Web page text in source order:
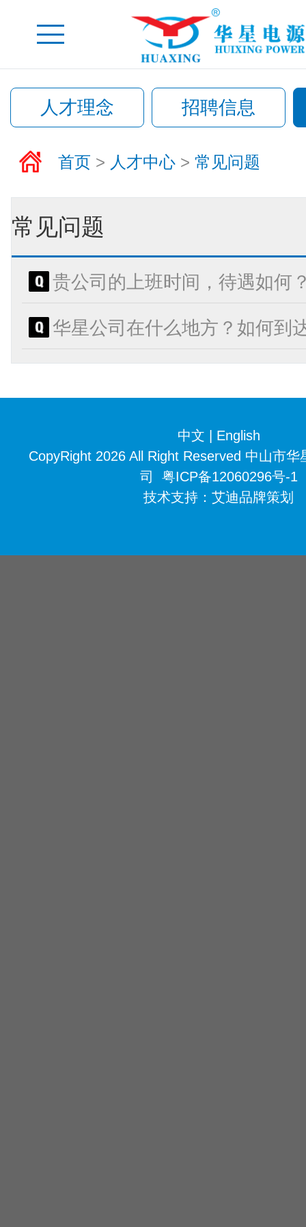
人才理念 招聘信息
首页 > 人才中心 > 常见问题
常见问题
贵公司的上班时间，待遇如何
华星公司在什么地方？如何到
中文
English
CopyRight 2026 All Right Reserved 中山市华
司 粤ICP备12060296号-1
技术支持： 艾迪品牌策划